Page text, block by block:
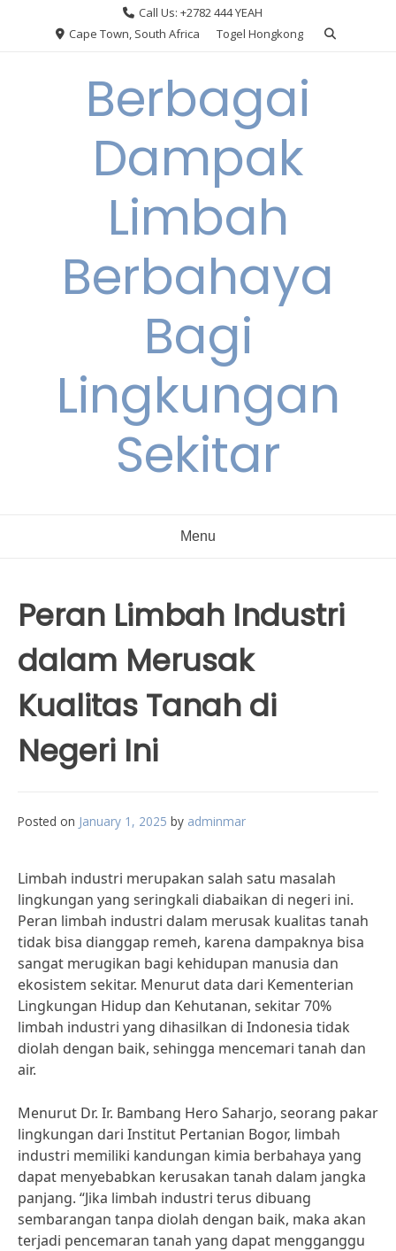
Call Us: +2782 444 YEAH
Cape Town, South Africa
Togel Hongkong
Berbagai
Dampak
Limbah
Berbahaya
Bagi
Lingkungan
Sekitar
Menu
Peran Limbah Industri
dalam Merusak
Kualitas Tanah di
Negeri Ini
Posted on January 1, 2025 by adminmar
Limbah industri merupakan salah satu masalah
lingkungan yang seringkali diabaikan di negeri ini.
Peran limbah industri dalam merusak kualitas tanah
tidak bisa dianggap remeh, karena dampaknya bisa
sangat merugikan bagi kehidupan manusia dan
ekosistem sekitar. Menurut data dari Kementerian
Lingkungan Hidup dan Kehutanan, sekitar 70%
limbah industri yang dihasilkan di Indonesia tidak
diolah dengan baik, sehingga mencemari tanah dan
air.
Menurut Dr. Ir. Bambang Hero Saharjo, seorang pakar
lingkungan dari Institut Pertanian Bogor, limbah
industri memiliki kandungan kimia berbahaya yang
dapat menyebabkan kerusakan tanah dalam jangka
panjang. “Jika limbah industri terus dibuang
sembarangan tanpa diolah dengan baik, maka akan
terjadi pencemaran tanah yang dapat mengganggu